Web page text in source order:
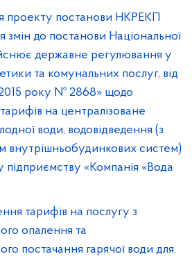
проекту постанови НКРЕКП
до постанови Національної
державне регулювання у
та комунальних послуг, від
року № 2868» щодо
на централізоване
води, водовідведення (з
внутрішньобудинкових систем)
«Компанія «Вода
тарифів на послугу з
опалення та
постачання гарячої води для